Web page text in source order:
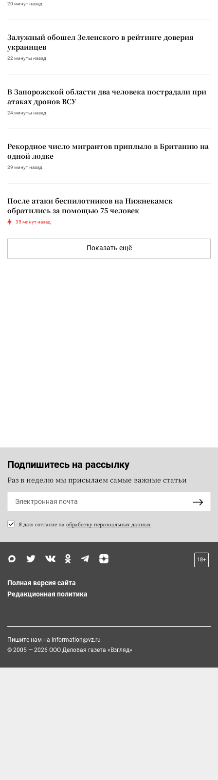
20 минут назад
Залужный обошел Зеленского в рейтинге доверия
украинцев
22 минуты назад
В Запорожской области два человека пострадали при
атаках дронов ВСУ
24 минуты назад
Рекордное число мигрантов приплыло в Британию на
одной лодке
29 минут назад
После атаки беспилотников на Нижнекамск
обратились за помощью 75 человек
35 минут назад
Показать ещё
Подпишитесь на рассылку
Раз в неделю мы присылаем самые важные статьи
Я даю согласие на обработку персональных данных
18+
Полная версия сайта
Редакционная политика
Пишите нам на information@vz.ru
© 2005 — 2026 ООО Деловая газета «Взгляд»